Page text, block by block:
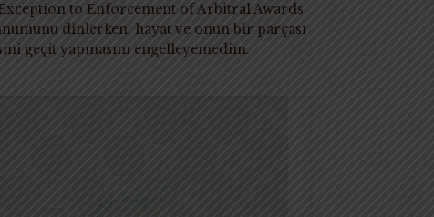
to Enforcement of Arbitral Awards
dinlerken, hayat ve onun bir parçası
geçit yapmasını engelleyemedim.